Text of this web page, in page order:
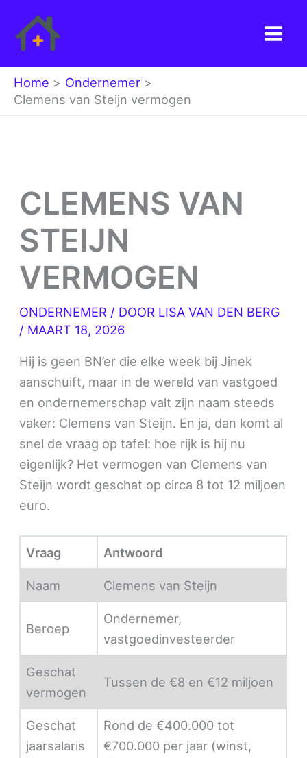
naar
inhoud
Home
Ondernemer
Clemens van Steijn vermogen
CLEMENS VAN
STEIJN
VERMOGEN
ONDERNEMER / DOOR LISA VAN DEN BERG
/ MAART 18, 2026
Hij is geen BN’er die elke week bij Jinek
aanschuift, maar in de wereld van vastgoed
en ondernemerschap valt zijn naam steeds
vaker: Clemens van Steijn. En ja, dan komt al
snel de vraag op tafel: hoe rijk is hij nu
eigenlijk? Het vermogen van Clemens van
Steijn wordt geschat op circa 8 tot 12 miljoen
euro.
Vraag Antwoord
Naam Clemens van Steijn
Beroep
Ondernemer,
vastgoedinvesteerder
Geschat
vermogen
Tussen de €8 en €12 miljoen
Geschat
jaarsalaris
Rond de €400.000 tot
€700.000 per jaar (winst,